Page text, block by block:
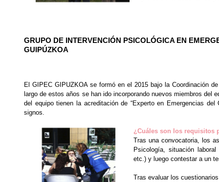
GRUPO DE INTERVENCIÓN PSICOLÓGICA EN
GUIPÚZKOA
El GIPEC GIPUZKOA se formó en el 2015 bajo la Coordinación
largo de estos años se han ido incorporando nuevos miembros
del equipo tienen la acreditación de “Experto en Emergencias
signos.
¿Cuáles son los requisitos
Tras una convocatoria, los
Psicología, situación
etc.) y luego contestar a un
Tras evaluar los